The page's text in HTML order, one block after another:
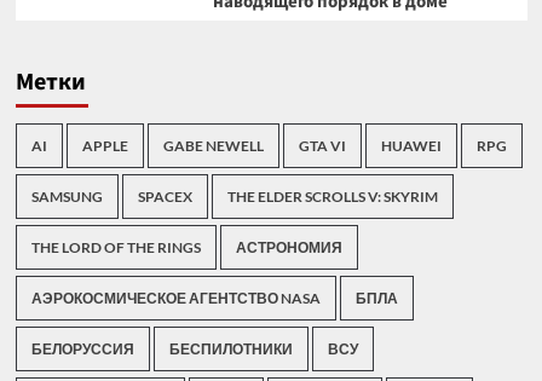
Метки
AI APPLE GABE NEWELL GTA VI HUAWEI RPG
SAMSUNG SPACEX THE ELDER SCROLLS V: SKYRIM
THE LORD OF THE RINGS АСТРОНОМИЯ
АЭРОКОСМИЧЕСКОЕ АГЕНТСТВО NASA БПЛА
БЕЛОРУССИЯ БЕСПИЛОТНИКИ ВСУ